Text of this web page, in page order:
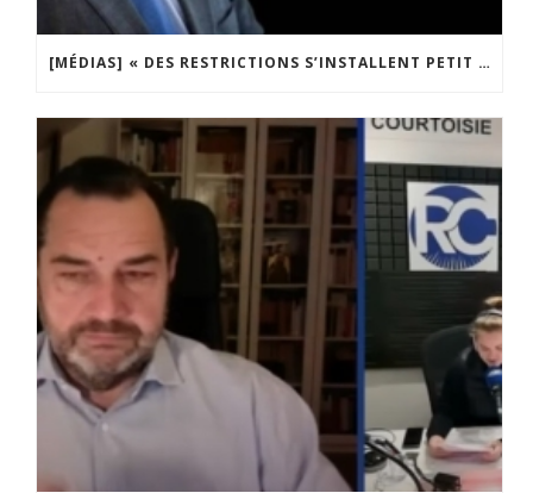
[MÉDIAS] « DES RESTRICTIONS S’INSTALLENT PETIT À PETIT DANS NOTRE PAYS » ENTRETIEN AVEC BOULEVARD VOLTAIRE